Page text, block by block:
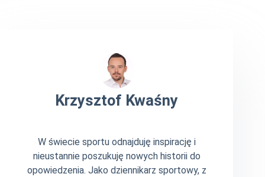
Krzysztof Kwaśny
W świecie sportu odnajduję inspirację i
nieustannie poszukuję nowych historii do
opowiedzenia. Jako dziennikarz sportowy, z